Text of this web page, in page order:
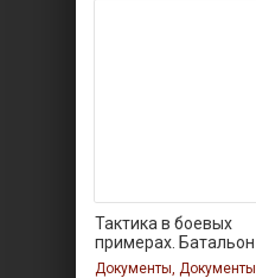
Тактика в боевых
примерах. Батальон
Документы, Документы